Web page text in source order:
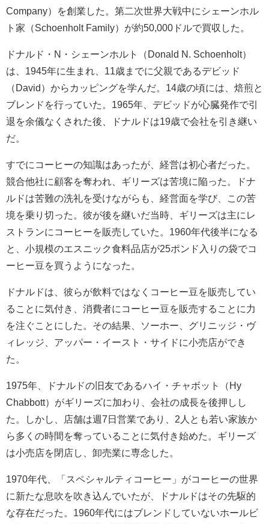
Company）を創業した。第二次世界大戦中にシェーンホル
ト家（Schoenholt Family）が約50,000ドルで買収した。
ドナルド・N・シェーンホルト（Donald N. Schoenholt）
は、1945年に生まれ、11歳までに父親であるデビッド
（David）からカッピングを学んだ。14歳の頃には、焙煎と
ブレンドを行っていた。1965年、デビッドが心臓発作で引
退を余儀なくされた後、ドナルドは19歳で会社を引き継い
だ。
すでにコーヒーの知識はあったが、経営は初心者だった。
競合他社に顧客を奪われ、ギリーズは苦境に陥った。ドナ
ルドは苦難の洗礼を受けながらも、経営面を学び、この苦
境を乗り切った。彼が後を継いだ当時、ギリーズは主にレ
ストランにコーヒーを販売していた。1960年代後半になる
と、小規模のエスニック食料品店が25ポンド入りの袋でコ
ーヒー豆を買うようになった。
ドナルドは、彼らが飲料ではなくコーヒー豆を販売してい
ることに気付き、消費者にコーヒー豆を販売することに力
を注ぐことにした。その結果、ソーホー、グリニッジ・ヴ
ィレッジ、アッパー・イースト・サイドに小売店ができ
た。
1975年、ドナルドの旧友であるハイ・チャボット（Hy
Chabbott）がギリーズに加わり、会社の成長を後押しし
た。しかし、店舗は週7日営業であり、2人とも若い家族か
ら多くの時間を奪っていることに気付き始めた。ギリーズ
は小売店を閉店し、卸売業に専念した。
1970年代、「スペシャルティコーヒー」がコーヒーの世界
に新たな息吹を吹き込んでいたが、ドナルドはその先駆的
な存在だった。1960年代にはブレンドしていないホールビ